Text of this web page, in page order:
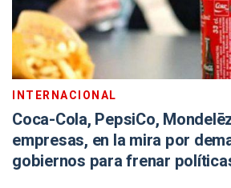
INTERNACIONAL
Coca-Cola, PepsiCo,
empresas, en la mira por
gobiernos para frenar